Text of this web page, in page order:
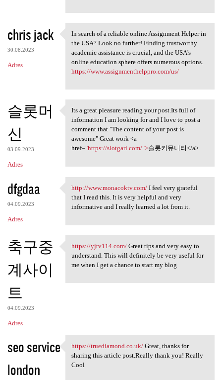
chris jack
30.08.2023
Adres
In search of a reliable
In search of a reliable online Assignment Helper in
the USA? Look no further! Finding trustworthy
academic assistance is crucial, and the USA's
online education sphere offers numerous options.
https://www.assignmenthelppro.com/us/
슬롯머
신
03.09.2023
Adres
Its a great pleasure reading
Its a great pleasure reading your post.Its full of
information I am looking for and I love to post a
comment that "The content of your post is
awesome" Great work <a
href="https://slotgari.com/">슬롯커뮤니티</a>
dfgdaa
04.09.2023
Adres
http://www.monacoktv.com/ I
http://www.monacoktv.com/I feel very grateful
that I read this. It is very helpful and very
informative and I really learned a lot from it.
축구중
계사이
트
04.09.2023
Adres
https://yjtv114.com/ Great
https://yjtv114.com/Great tips and very easy to
understand. This will definitely be very useful for
me when I get a chance to start my blog
seo service
london
https://truediamond.co.uk/
https://truediamond.co.uk/Great, thanks for
sharing this article post.Really thank you! Really
Cool